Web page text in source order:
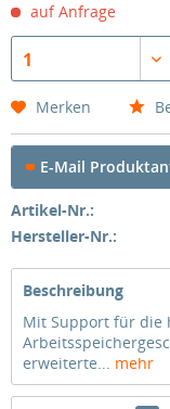
auf Anfrage
1
Merken
E-Mail
Artikel-Nr.:
Hersteller-Nr.:
Beschreibung
Mit Support für die
erweiterte... mehr